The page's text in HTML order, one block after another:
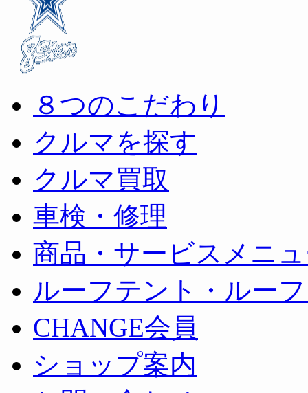
８つのこだわり
クルマを探す
クルマ買取
車検・修理
商品・サービスメニ
ルーフテント・ルー
CHANGE会員
ショップ案内